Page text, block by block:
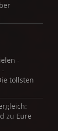
-
-
tollsten
zu Eure